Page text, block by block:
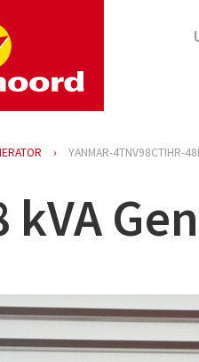
YANMAR-4TNV98CTIHR-
kVA